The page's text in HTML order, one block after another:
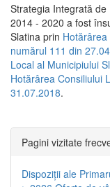
Strategia Integrată
2014 - 2020 a fost
Slatina prin
numărul 111 din
Local al Municipiului
Hotărârea Consiliului
31.07.2018.
Pagini vizitate
Dispoziţii ale